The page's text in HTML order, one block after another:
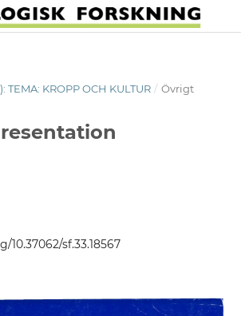
TEMA: KROPP OCH KULTUR / Övrigt
10.37062/sf.33.18567